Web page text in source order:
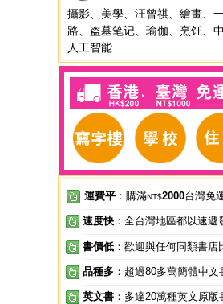
攝影
美學 汪曾祺 繪畫
路
盗墓笔记 瑜伽 烹饪
人工智能
運費平 ：購滿NT$2000台灣免
速度快 ：全台灣地區都以速遞
書價低 ：歡迎與任何同類書店
品種多 ：超過80多萬簡體中文
英文書 ：多達20萬種英文原版